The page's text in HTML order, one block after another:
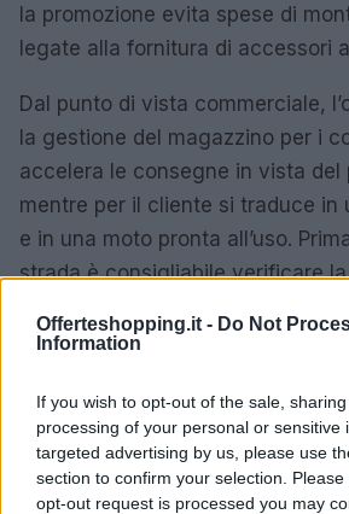
Offerteshopping.it - Do Not
Information
If you wish to opt-out of the sale,
processing of your personal or sensitive
targeted advertising by us, please use
section to confirm your selection.
opt-out request is processed you may
la promozione evita spese di
legate alla fornitura di accessori
Dal punto di vista commerciale,
la gestione del magazzino per i
accelera le consegne in vista del
mentre per il cliente si traduce in
e in una moto pronta all’uso.
strada è consigliabile verificare
aderenti e controllare le
pieno carico.
Le promozioni segnalate sono
giugno 2026presso i punti